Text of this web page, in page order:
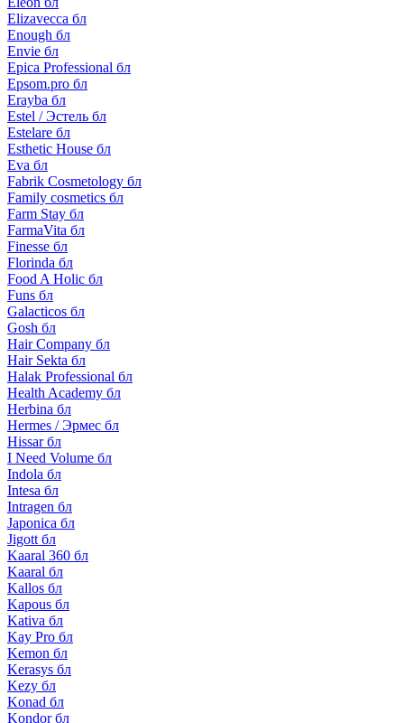
Elizavecca бл
Enough бл
Envie бл
Epica Professional бл
Epsom.pro бл
Erayba бл
Estel / Эстель бл
Estelare бл
Esthetic House бл
Eva бл
Fabrik Cosmetology бл
Family cosmetics бл
Farm Stay бл
FarmaVita бл
Finesse бл
Florinda бл
Food A Holic бл
Funs бл
Galacticos бл
Gosh бл
Hair Company бл
Hair Sekta бл
Halak Professional бл
Health Academy бл
Herbina бл
Hermes / Эрмес бл
Hissar бл
I Need Volume бл
Indola бл
Intesa бл
Intragen бл
Japonica бл
Jigott бл
Kaaral 360 бл
Kaaral бл
Kallos бл
Kapous бл
Kativa бл
Kay Pro бл
Kemon бл
Kerasys бл
Kezy бл
Konad бл
Kondor бл